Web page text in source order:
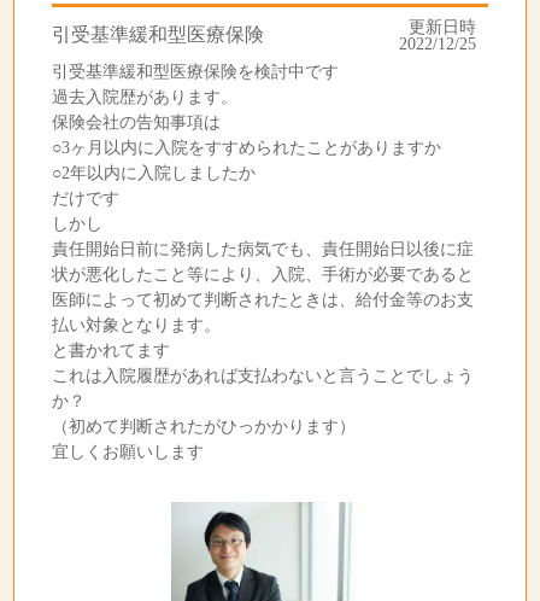
引受基準緩和型医療保険
更新日時
2022/12/25
引受基準緩和型医療保険を検討中です
過去入院歴があります。
保険会社の告知事項は
○3ヶ月以内に入院をすすめられたことがありますか
○2年以内に入院しましたか
だけです
しかし
責任開始日前に発病した病気でも、責任開始日以後に症
状が悪化したこと等により、入院、手術が必要であると
医師によって初めて判断されたときは、給付金等のお支
払い対象となります。
と書かれてます
これは入院履歴があれば支払わないと言うことでしょう
か？
（初めて判断されたがひっかかります）
宜しくお願いします